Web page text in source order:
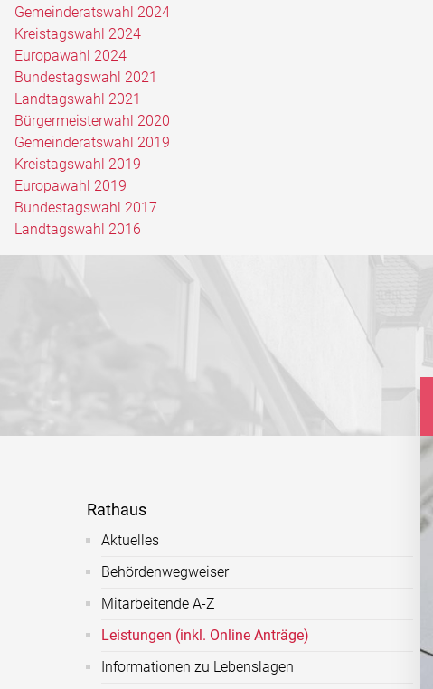
Gemeinderatswahl 2024
Kreistagswahl 2024
Europawahl 2024
Bundestagswahl 2021
Landtagswahl 2021
Bürgermeisterwahl 2020
Gemeinderatswahl 2019
Kreistagswahl 2019
Europawahl 2019
Bundestagswahl 2017
Landtagswahl 2016
Rathaus
Aktuelles
Behördenwegweiser
Mitarbeitende A-Z
Leistungen (inkl. Online Anträge)
Informationen zu Lebenslagen